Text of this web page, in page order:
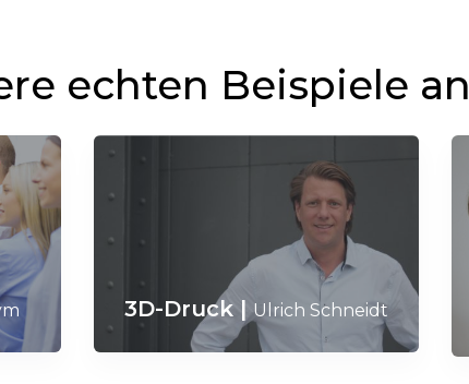
echten Beispiele an
3D-Druck|Ulrich Schneidt